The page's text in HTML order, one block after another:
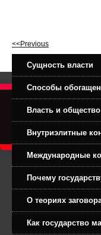
<<Previous
Сущность власти
Способы
Власть и общество
Внутриэлитные
Международные
Почему
О теориях
Как государство
Right-Dexter-ПРАВЫЙ ФРОНТ.
Связь с администрацией